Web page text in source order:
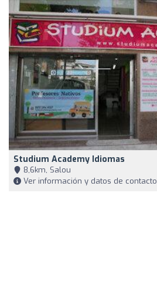
Studium Academy Idiomas
8,6km, Salou
Ver información y datos de contacto